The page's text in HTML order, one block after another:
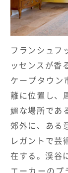
フランシュフ
ッセンスが香
ケープタウン
離に位置し、
媚な場所であ
郊外に、ある
レガントで芸
在する。渓谷
エーカーのプ